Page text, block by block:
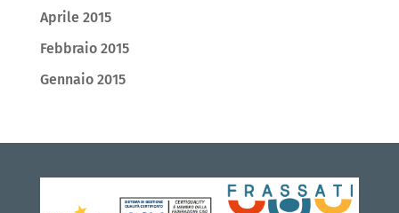
Aprile 2015
Febbraio 2015
Gennaio 2015